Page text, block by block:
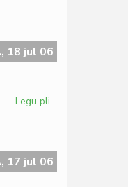
kaj
esperanto
18 jul 06
Legu pli
en
SAT
17 jul 06